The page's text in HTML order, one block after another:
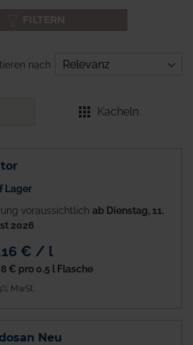
nach
Kacheln
Lager
voraussichtlich ab Dienstag, 11.
2026
€ / l
€ pro 0.5 l Flasche
MwSt.
Neu